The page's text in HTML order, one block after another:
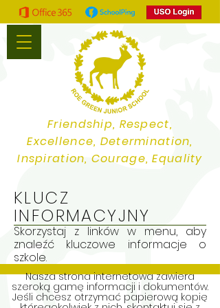
Friendship, Respect,
Excellence, Determination,
Inspiration, Courage, Equality
KLUCZ
INFORMACYJNY
Skorzystaj z linków w menu, aby
znaleźć kluczowe informacje o
szkole.
Nasza strona internetowa zawiera
szeroką gamę informacji i dokumentów.
Jeśli chcesz otrzymać papierową kopię